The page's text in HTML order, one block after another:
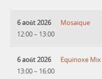
6 août 2026
12:00– 13:00
Mosaique
6 août 2026
13:00– 16:00
Equinoxe Mix